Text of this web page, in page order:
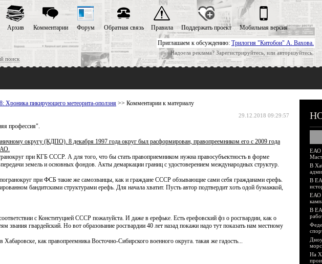
Приглашаем к обсуждению: Трилогия "Китобои" А. Вахова.
Надоела реклама? Зарегистрируйтесь, или авторизуйтесь.
поиск
Архив Комментарии Форум Обратная связь Правила Поддержать проект Мобильная версия
Хроника пикирующего метеорита-оползня >> Комментарии к материалу
29.12.2018 09:29:57
профессия".
округу (КДПО). 8 декабря 1997 года округ был расформирован, правопреемником его с 2009 года
при КГБ СССР. А для того, что бы стать правоприемником нужна правосубъектность в форме
земель и основных фондов. Акты демаркации границ с удостоверением международных структур.
при ФСБ такие же самозванцы, как и граждане СССР обзывающие сами себя гражданами ерефь.
бандитскими структурами ерефь. Для начала хватит. Пусть автор подтвердит хоть одой бумажкой,
с Конституцией СССР пожалуйста. И даже в ерефьке. Есть ерефовский фз о росгвардии, как о
гвардейский. Но вот образование росгвардии 40 лет назад покажи надо тут показать нам местному
как правопреемника Восточно-Сибирского военного округа. такая же гадость...
ЕАО
В
В
ЕАО
В
На